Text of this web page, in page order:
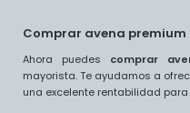
Comprar avena
Ahora puedes comprar
mayorista. Te ayudamos a
una excelente rentabilidad